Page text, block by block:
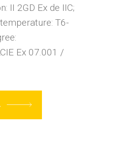
II 2GD Ex de IIC;
T6-
Ex 07.001 /